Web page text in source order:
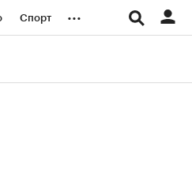
Спорт ...